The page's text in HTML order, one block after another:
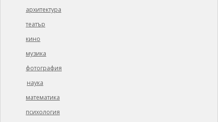
архитектура
театър
кино
музика
фотография
наука
математика
психология